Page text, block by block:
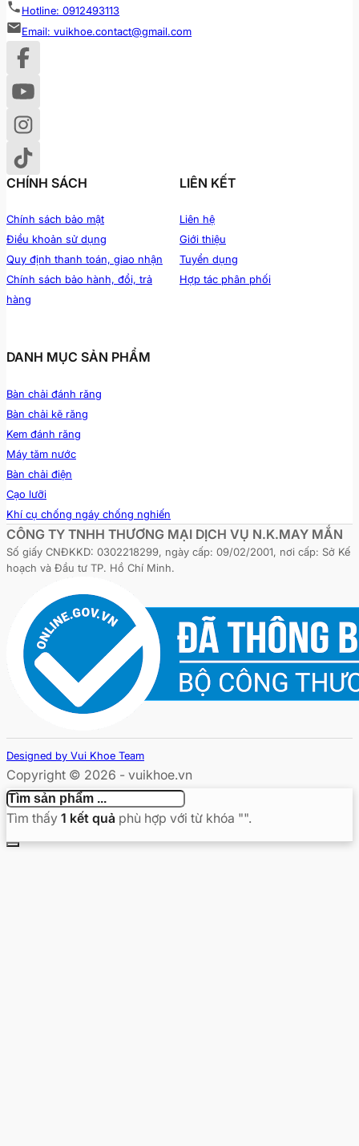
Hotline: 0912493113
Email: vuikhoe.contact@gmail.com
CHÍNH SÁCH
Chính sách bảo mật
Điều khoản sử dụng
Quy định thanh toán, giao nhận
Chính sách bảo hành, đổi, trả
hàng
LIÊN KẾT
Liên hệ
Giới thiệu
Tuyển dụng
Hợp tác phân phối
DANH MỤC SẢN PHẨM
Bàn chải đánh răng
Bàn chải kẽ răng
Kem đánh răng
Máy tăm nước
Bàn chải điện
Cạo lưỡi
Khí cụ chống ngáy chống nghiến
CÔNG TY TNHH THƯƠNG MẠI DỊCH VỤ N.K.MAY MẮN
Số giấy CNĐKKD: 0302218299, ngày cấp: 09/02/2001, nơi cấp: Sở Kế
hoạch và Đầu tư TP. Hồ Chí Minh.
Designed by Vui Khoe Team
Copyright © 2026 - vuikhoe.vn
Tìm thấy 1 kết quả phù hợp với từ khóa "".